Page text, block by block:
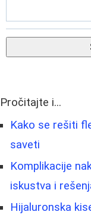
Pročitajte i...
Kako se rešiti
saveti
Komplikacije
iskustva i
Hijaluronska